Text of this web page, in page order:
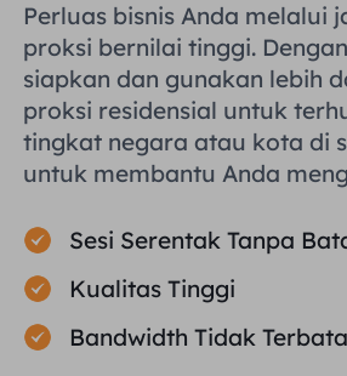
Perluas bisnis Anda melalui
proksi bernilai tinggi.
siapkan dan gunakan lebih
proksi residensial untuk
tingkat negara atau kota di
untuk membantu Anda
Sesi Serentak Tanpa
Kualitas Tinggi
Bandwidth Tidak